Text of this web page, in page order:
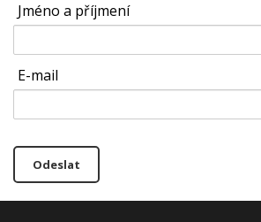
Jméno a příjmení
E-mail
Odeslat